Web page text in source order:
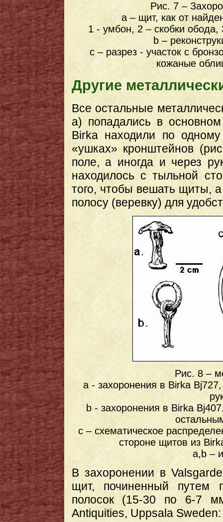
Рис. 7 –
a – щит, как от
1 - умбон, 2 – скобки обода,
b –
c – разрез - участок с
кожаные
Другие
Все остальные
а) попадались в
Birka находили по
«ушках» кронштейнов
поле, а иногда и через
находилось с тыльной
того, чтобы вешать щиты,
полосу (веревку) для
Рис. 8 –
a - захоронения в Birka
b - захоронения в Birka
c – схематическое
стороне щитов из
a,b –
В захоронении в
щит, починенный путем
полосок (15-30 по 6-7
Antiquities, Uppsala